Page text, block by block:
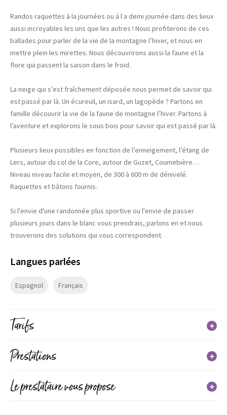
Randos raquettes à la journées ou à l a demi journée dans des lieux
aussi incroyables les uns que les autres ! Nous profiterons de ces
ballades pour parler de la vie de la montagne l’hiver, et nous en
mettre plein les mirettes. Nous découvrirons aussi la faune et la
flore qui passent la saison dans le froid.
La neige qui s’est fraîchement déposée nous permet de savoir qui
est passé par là. Un écureuil, un isard, un lagopède ? Partons en
famille découvrir la vie de la faune de montagne l’hiver. Partons à
l’aventure et explorons le sous bois pour savoir qui est passé par là.
Plusieurs lieux possibles en fonction de l’enneigement, l’étang de
Lers, autour du col de la Core, autour de Guzet, Coumebière…
Niveau niveau facile et moyen, de 300 à 600 m de dénivelé.
Raquettes et bâtons fournis.
Si l'envie d'une randonnée plus sportive ou l'envie de passer
plusieurs jours dans le blanc vous prendrais, parlons en et nous
trouverons des solutions qui vous correspondent.
Langues parlées
Espagnol Français
Tarifs
(du 01/02/2026 au 01/04/2026)
27€
Prestations
Le prestataire vous propose